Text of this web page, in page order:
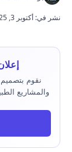
نقوم بتصميم
والمشاريع